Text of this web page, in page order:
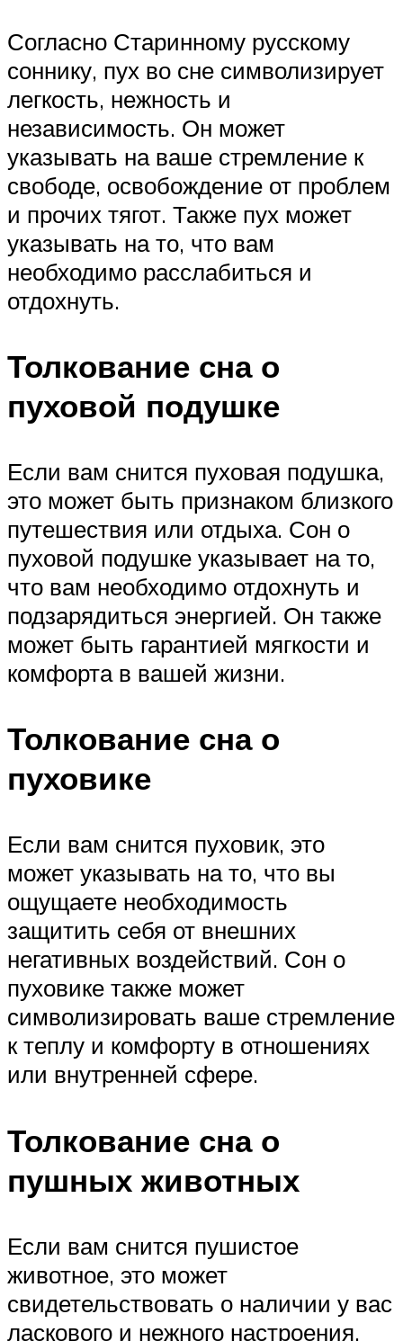
Согласно Старинному русскому
соннику, пух во сне символизирует
легкость, нежность и
независимость. Он может
указывать на ваше стремление к
свободе, освобождение от проблем
и прочих тягот. Также пух может
указывать на то, что вам
необходимо расслабиться и
отдохнуть.
Толкование сна о
пуховой подушке
Если вам снится пуховая подушка,
это может быть признаком близкого
путешествия или отдыха. Сон о
пуховой подушке указывает на то,
что вам необходимо отдохнуть и
подзарядиться энергией. Он также
может быть гарантией мягкости и
комфорта в вашей жизни.
Толкование сна о
пуховике
Если вам снится пуховик, это
может указывать на то, что вы
ощущаете необходимость
защитить себя от внешних
негативных воздействий. Сон о
пуховике также может
символизировать ваше стремление
к теплу и комфорту в отношениях
или внутренней сфере.
Толкование сна о
пушных животных
Если вам снится пушистое
животное, это может
свидетельствовать о наличии у вас
ласкового и нежного настроения.